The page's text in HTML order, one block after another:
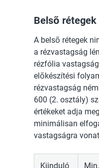
Belső rétegek
A belső rétegek
a rézvastagság
rézfólia
előkészítési
rézvastagság
600 (2. osztály)
értékeket adja
minimálisan
vastagságra
Kiinduló